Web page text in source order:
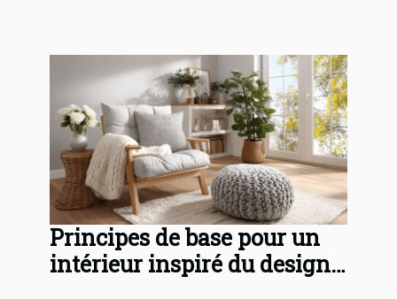
Principes de base pour un
intérieur inspiré du design